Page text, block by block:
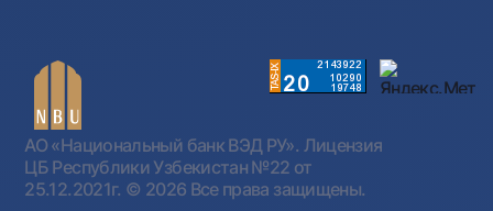
АО «Национальный банк ВЭД РУ». Лицензия
ЦБ Республики Узбекистан №22 от
25.12.2021г. © 2026 Все права защищены.